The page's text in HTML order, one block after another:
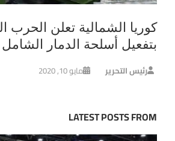
كوريا الشمالية تعلن الحرب
بتفعيل أسلحة الدمار الشامل
رئيس التحرير مايو 10, 2020
LATEST POSTS FROM